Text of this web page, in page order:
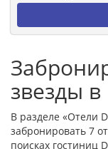
звезды
В разделе «Отели
забронировать 7
поисках гостиниц